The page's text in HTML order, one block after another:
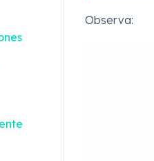
Observa: